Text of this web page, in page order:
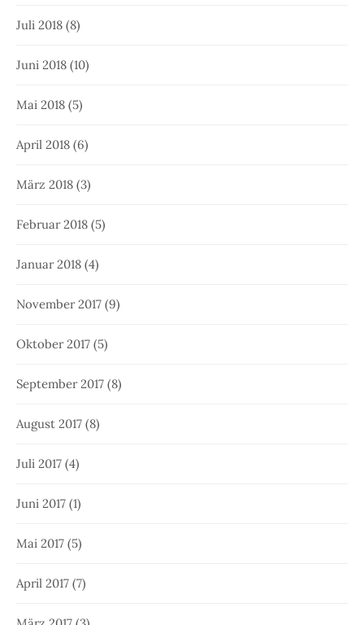
Juli 2018 (8)
Juni 2018 (10)
Mai 2018 (5)
April 2018 (6)
März 2018 (3)
Februar 2018 (5)
Januar 2018 (4)
November 2017 (9)
Oktober 2017 (5)
September 2017 (8)
August 2017 (8)
Juli 2017 (4)
Juni 2017 (1)
Mai 2017 (5)
April 2017 (7)